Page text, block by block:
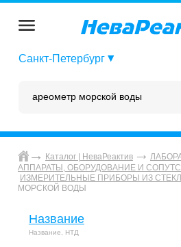
Санкт-Петербург
Каталог | НеваРеактив
АППАРАТЫ, ОБОРУДОВАНИЕ И
ИЗМЕРИТЕЛЬНЫЕ ПРИБОРЫ ИЗ
МОРСКОЙ ВОДЫ
Название
Название, НТД